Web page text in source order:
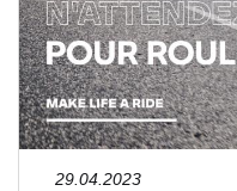
29.04.2023